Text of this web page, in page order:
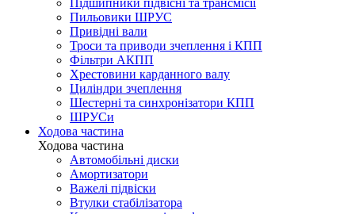
Підшипники підвісні та трансмісії
Пильовики ШРУС
Привідні вали
Троси та приводи зчеплення і КПП
Фільтри АКПП
Хрестовини карданного валу
Циліндри зчеплення
Шестерні та синхронізатори КПП
ШРУСи
Ходова частина
Ходова частина
Автомобільні диски
Амортизатори
Важелі підвіски
Втулки стабілізатора